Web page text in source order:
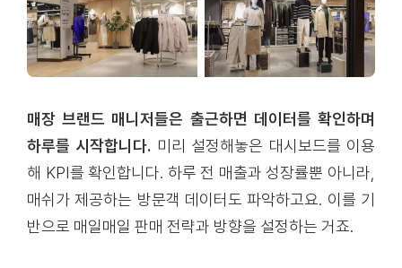
매장 브랜드 매니저들은 출근하면 데이터를 확인하며
하루를 시작합니다. 미리 설정해놓은 대시보드를 이용
해 KPI를 확인합니다. 하루 전 매출과 성장률뿐 아니라,
매쉬가 제공하는 방문객 데이터도 파악하고요. 이를 기
반으로 매일매일 판매 전략과 방향을 설정하는 거죠.